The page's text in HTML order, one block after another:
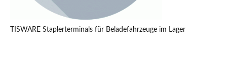
TISWARE Staplerterminals für Beladefahrzeuge im Lager